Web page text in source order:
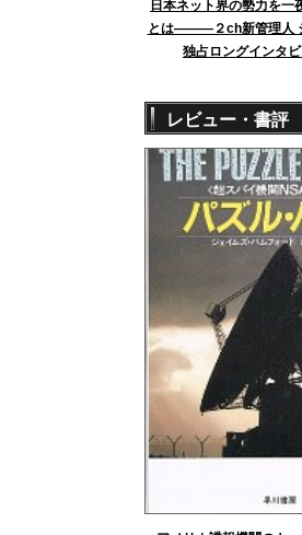
日本ネット界の勢力を一
とは———２ch新管理人
独占ロングインタビ
レビュー・書評